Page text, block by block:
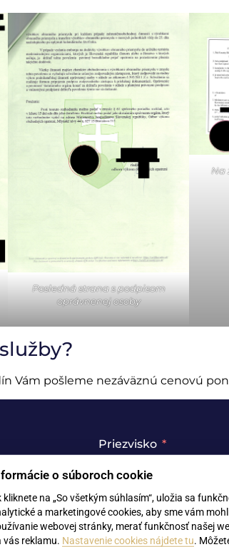
Posledná strana s podpisom
oprávnenej osoby
Na
Vám pošleme nezáväznú cenovú
Priezvisko
o súboroch cookie
kliknete na „So všetkým súhlasím“, uložia sa
a marketingové cookies, aby sme vám
webovej stránky, merať funkčnosť našej
vás reklamu. Nastavenie cookies nájdete tu.